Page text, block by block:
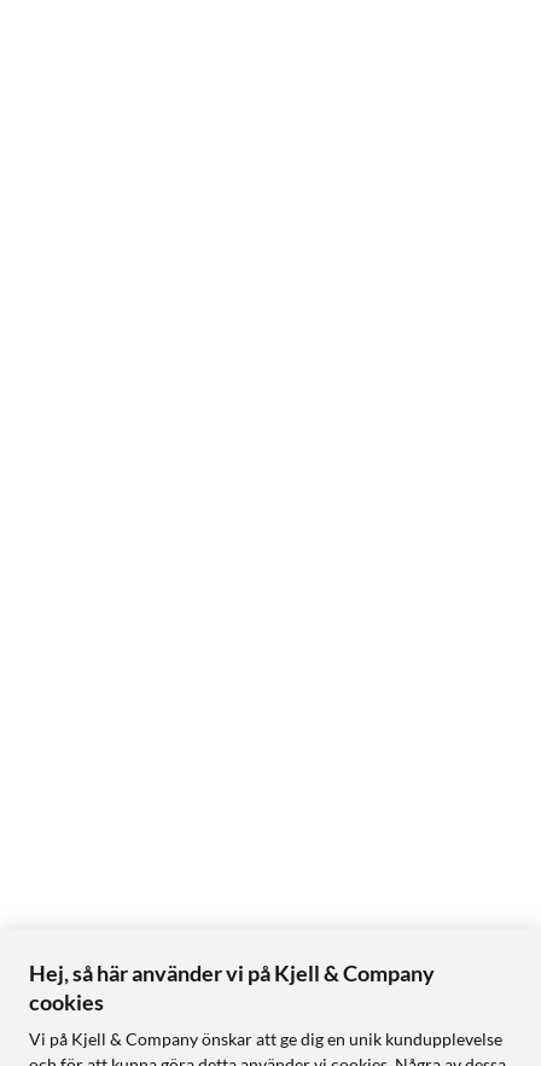
Hej, så här använder vi på Kjell & Company
cookies
Vi på Kjell & Company önskar att ge dig en unik kundupplevelse